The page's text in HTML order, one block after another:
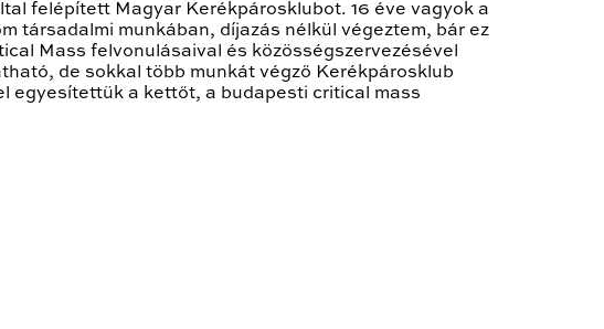
felépített Magyar Kerékpárosklubot. 16 éve vagyok a
társadalmi munkában, díjazás nélkül végeztem, bár ez
Mass felvonulásaival és közösségszervezésével
de sokkal több munkát végző Kerékpárosklub
egyesítettük a kettőt, a budapesti critical mass